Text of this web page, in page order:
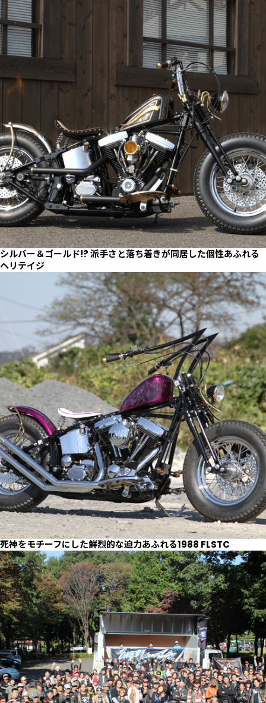
シルバー＆ゴールド!? 派手さと落ち着きが同居した個性あふれる
ヘリテイジ
死神をモチーフにした鮮烈的な迫力あふれる1988 FLSTC